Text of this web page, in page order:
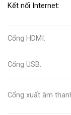
Kết nối Internet:
Cổng HDMI:
Cổng USB:
Cổng xuất âm